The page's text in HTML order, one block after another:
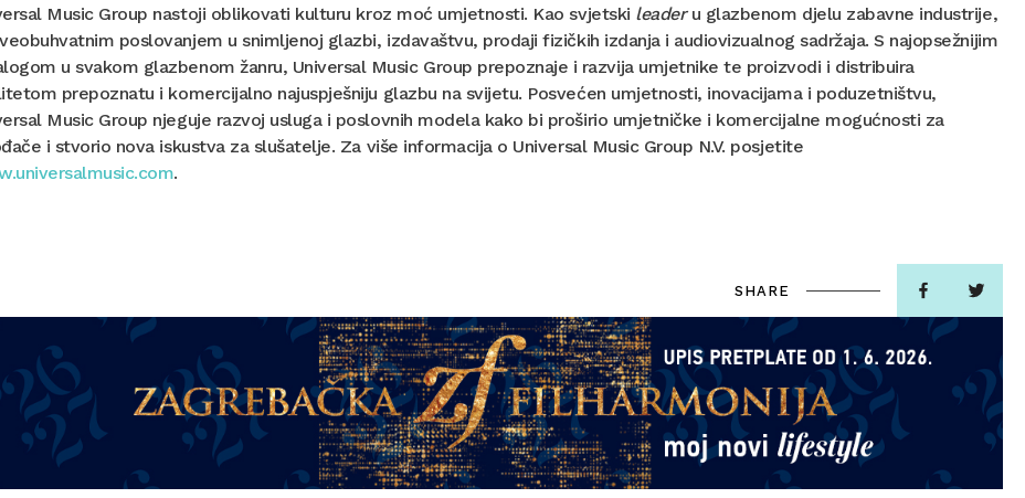
Music Group nastoji oblikovati kulturu kroz moć umjetnosti. Kao svjetski leaderu glazbenom djelu zabavne industrije,
poslovanjem u snimljenoj glazbi, izdavaštvu, prodaji fizičkih izdanja i audiovizualnog sadržaja. S najopsežnijim
u svakom glazbenom žanru, Universal Music Group prepoznaje i razvija umjetnike te proizvodi i distribuira
prepoznatu i komercijalno najuspješniju glazbu na svijetu. Posvećen umjetnosti, inovacijama i poduzetništvu,
Music Group njeguje razvoj usluga i poslovnih modela kako bi proširio umjetničke i komercijalne mogućnosti za
i stvorio nova iskustva za slušatelje. Za više informacija o Universal Music Group N.V. posjetite
.
SHARE